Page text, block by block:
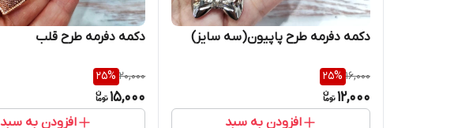
دکمه دفرمه طرح پاپیون(سه سایز)
16,000
25%
12,000
افزودن به سبد
دکمه دفرمه طرح قلب
20,000
25%
15,000
افزودن به سبد